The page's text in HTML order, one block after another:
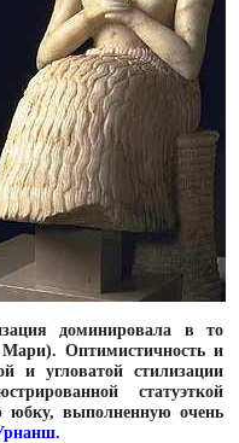
доминировала в то
Оптимистичность и
и угловатой стилизации
статуэткой
юбку, выполненную очень
.